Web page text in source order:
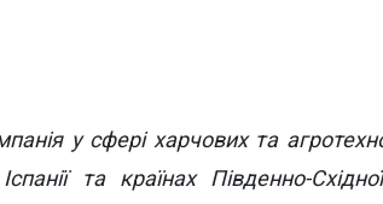
у сфері харчових та
та країнах Південно-